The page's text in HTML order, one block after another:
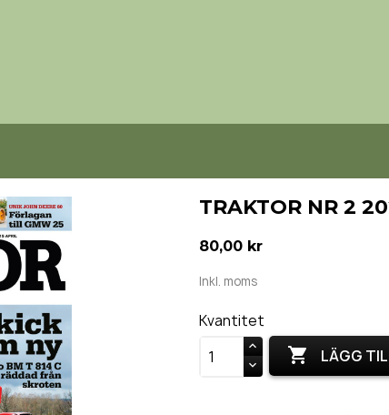
TRAKTOR NR 2
80,00 kr
Inkl. moms
Kvantitet
 LÄGG